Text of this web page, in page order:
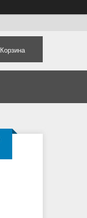
Корзина